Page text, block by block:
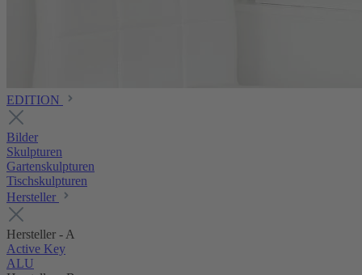
EDITION
Bilder
Skulpturen
Gartenskulpturen
Tischskulpturen
Hersteller
Hersteller - A
Active Key
ALU